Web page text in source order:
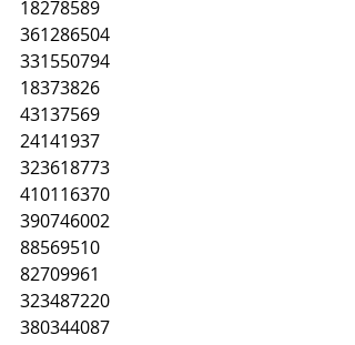
18278589
361286504
331550794
18373826
43137569
24141937
323618773
410116370
390746002
88569510
82709961
323487220
380344087